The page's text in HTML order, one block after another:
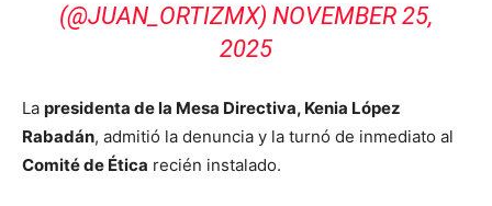
(@JUAN_ORTIZMX) NOVEMBER 25,
2025
La presidenta de la Mesa Directiva, Kenia López
Rabadán, admitió la denuncia y la turnó de inmediato al
Comité de Ética recién instalado.